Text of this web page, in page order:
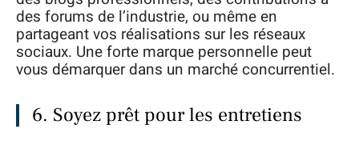
des forums de l’industrie, ou même en
partageant vos réalisations sur les réseaux
sociaux. Une forte marque personnelle peut
vous démarquer dans un marché concurrentiel.
6. Soyez prêt pour les entretiens